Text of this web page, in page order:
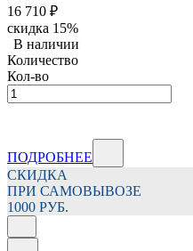
16 710 ₽
скидка 15%
В наличии
Количество
Кол-во
ПОДРОБНЕЕ
СКИДКА
ПРИ САМОВЫВОЗЕ
1000 РУБ.